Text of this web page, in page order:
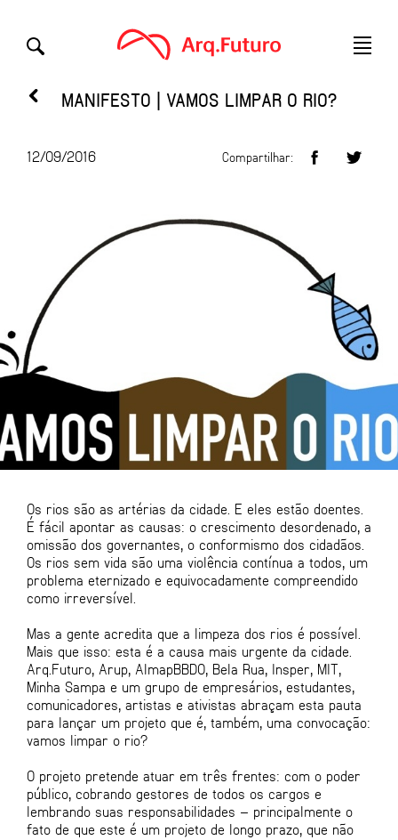
MANIFESTO | VAMOS LIMPAR O RIO?
12/09/2016 Compartilhar:
Os rios são as artérias da cidade. E eles estão doentes.
É fácil apontar as causas: o crescimento desordenado, a
omissão dos governantes, o conformismo dos cidadãos.
Os rios sem vida são uma violência contínua a todos, um
problema eternizado e equivocadamente compreendido
como irreversível.
Mas a gente acredita que a limpeza dos rios é possível.
Mais que isso: esta é a causa mais urgente da cidade.
Arq.Futuro, Arup, AlmapBBDO, Bela Rua, Insper, MIT,
Minha Sampa e um grupo de empresários, estudantes,
comunicadores, artistas e ativistas abraçam esta pauta
para lançar um projeto que é, também, uma convocação:
vamos limpar o rio?
O projeto pretende atuar em três frentes: com o poder
público, cobrando gestores de todos os cargos e
lembrando suas responsabilidades – principalmente o
fato de que este é um projeto de longo prazo, que não